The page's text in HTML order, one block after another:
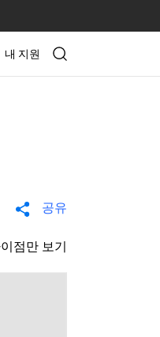
내 지원
공유
점만 보기